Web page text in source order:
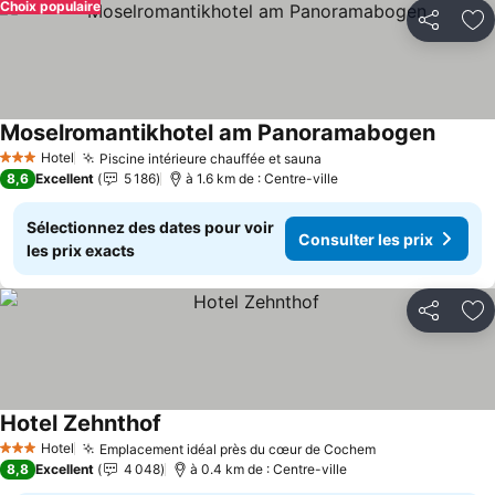
Partager
Choix populaire
3 ÉtoilesHotel Piscine intérieure chauffée et sauna
Moselromantikhotel am Panoramabogen
8,6 Excellent 5 186 à 1.6 km de : Centre-ville
Sélectionnez des dates pour voir
les prix exacts
Consulter les prix
Partager
3 ÉtoilesHotel Emplacement idéal près du cœur de Cochem
Hotel Zehnthof
8,8 Excellent 4 048 à 0.4 km de : Centre-ville